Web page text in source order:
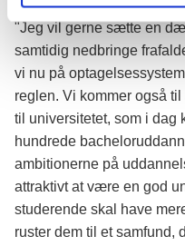
"Jeg vil gerne sætte en
samtidig nedbringe
vi nu på
reglen. Vi kommer også
til universitetet, som i dag
hundrede
ambitionerne på
attraktivt at være en god
studerende skal have
ruster dem til et samfund,